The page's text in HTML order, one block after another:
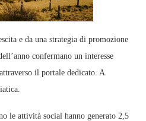
e da una strategia di promozione
confermano un interesse
il portale dedicato. A
le attività social hanno generato 2,5